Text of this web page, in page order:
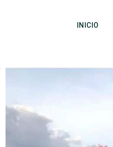
INICIO
Plazas En Mármol Royal